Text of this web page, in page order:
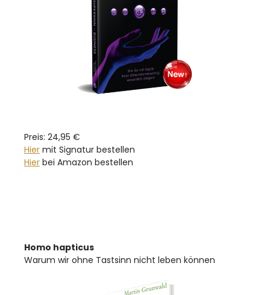
Preis: 24,95 €
Hier mit Signatur bestellen
Hier bei Amazon bestellen
Homo hapticus
Warum wir ohne Tastsinn nicht leben können